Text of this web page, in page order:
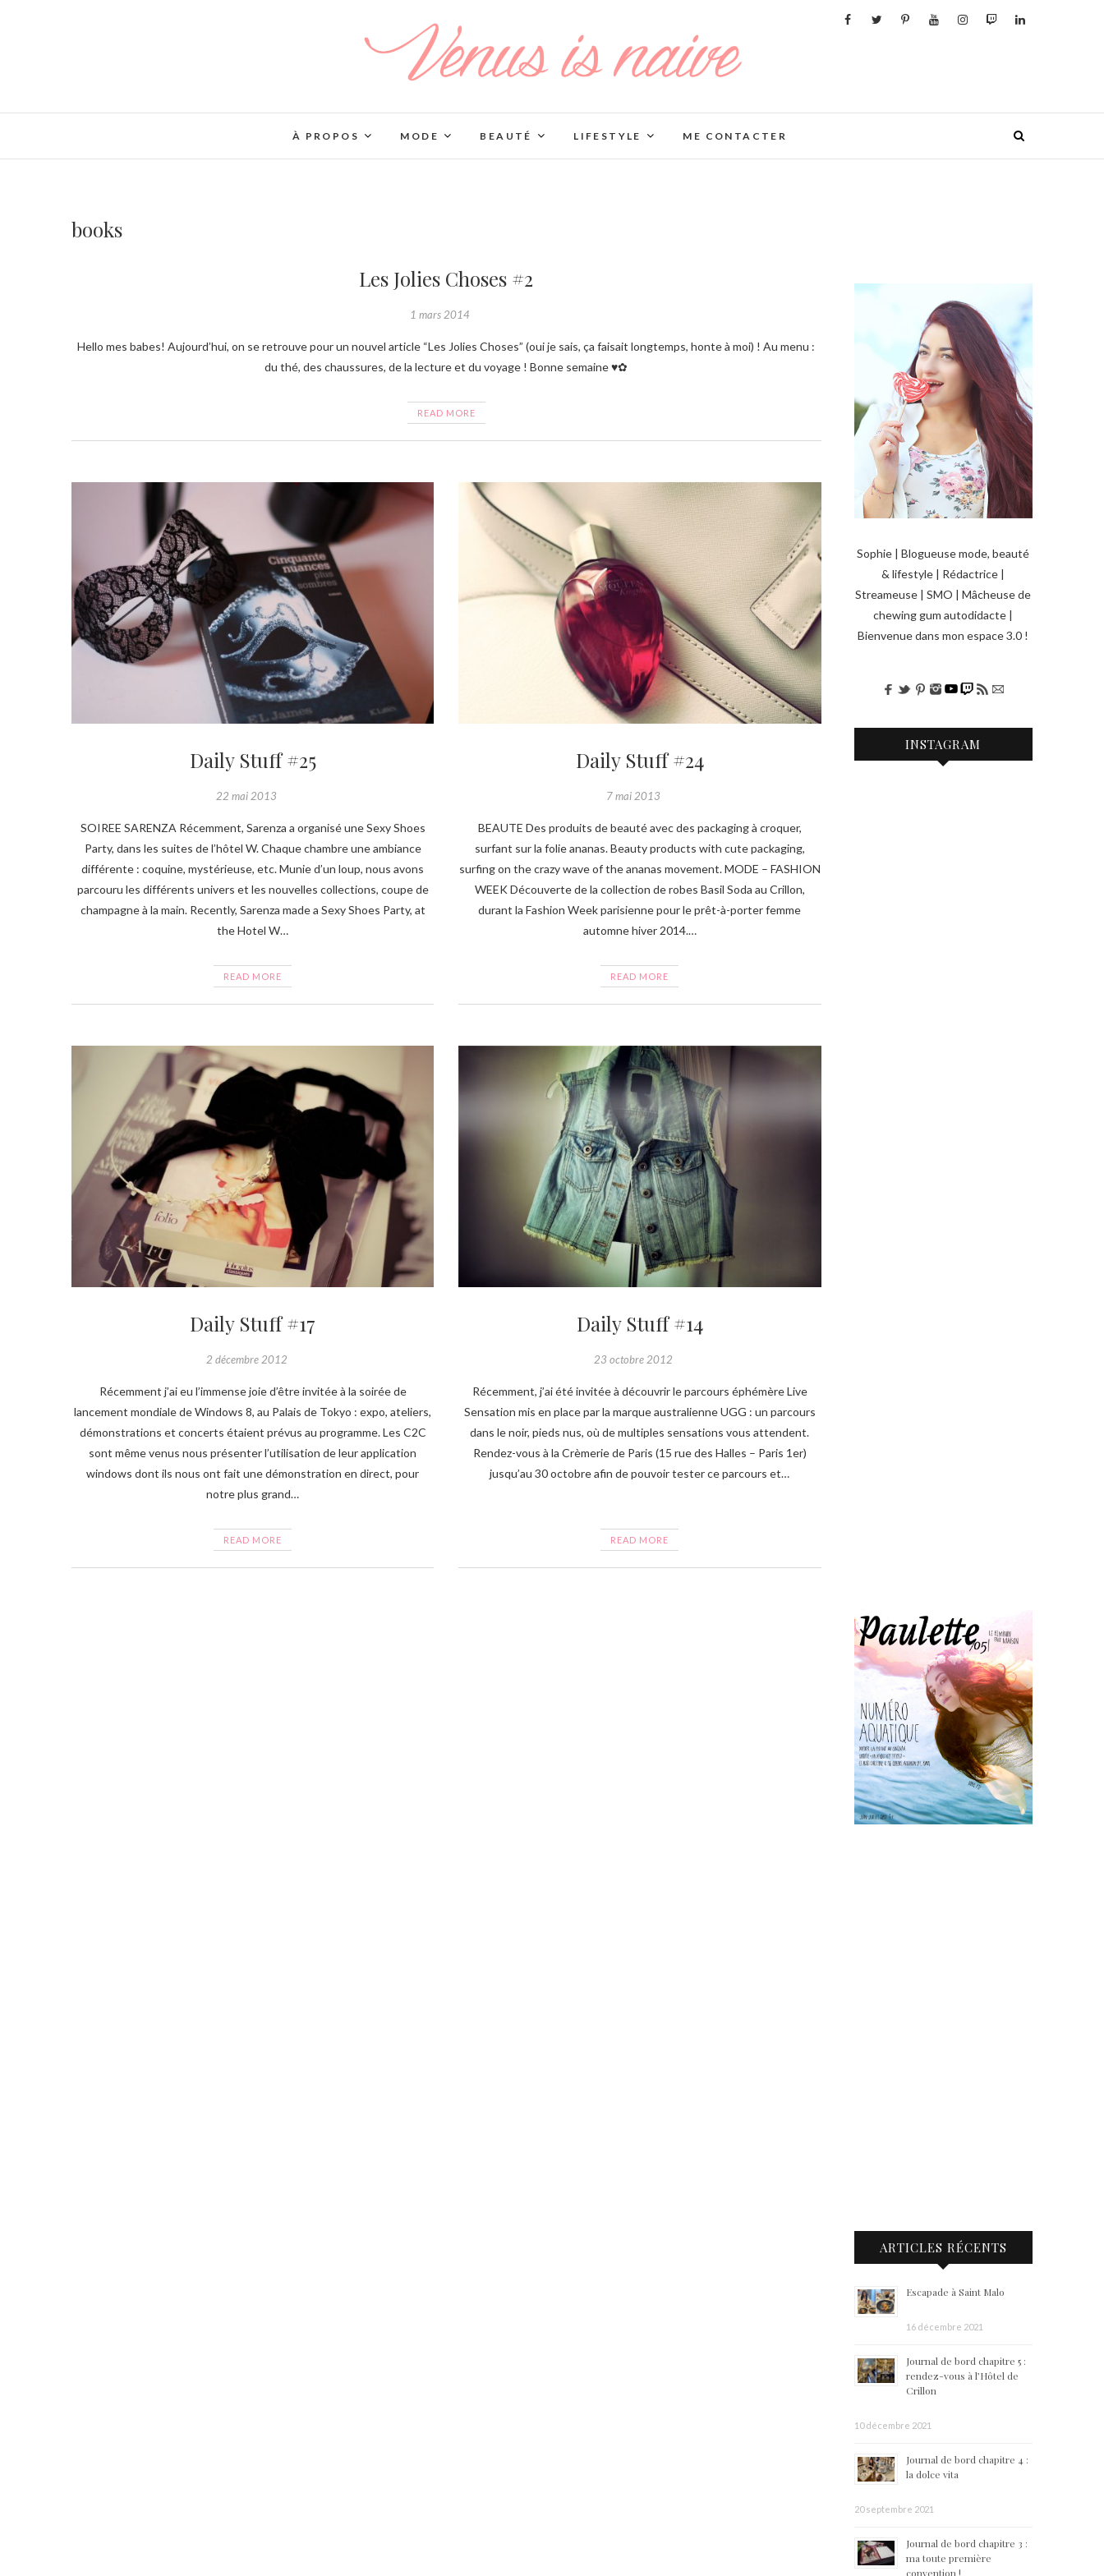
À PROPOS MODE BEAUTÉ LIFESTYLE ME CONTACTER
books
Les Jolies Choses #2
1 mars 2014
Hello mes babes! Aujourd’hui, on se retrouve pour un nouvel article “Les Jolies Choses” (oui je sais, ça faisait longtemps, honte à moi) ! Au menu :
du thé, des chaussures, de la lecture et du voyage ! Bonne semaine ♥✿
READ MORE
Daily Stuff #25
22 mai 2013
SOIREE SARENZA Récemment, Sarenza a organisé une Sexy Shoes
Party, dans les suites de l’hôtel W. Chaque chambre une ambiance
différente : coquine, mystérieuse, etc. Munie d’un loup, nous avons
parcouru les différents univers et les nouvelles collections, coupe de
champagne à la main. Recently, Sarenza made a Sexy Shoes Party, at
the Hotel W…
READ MORE
Daily Stuff #24
7 mai 2013
BEAUTE Des produits de beauté avec des packaging à croquer,
surfant sur la folie ananas. Beauty products with cute packaging,
surfing on the crazy wave of the ananas movement. MODE – FASHION
WEEK Découverte de la collection de robes Basil Soda au Crillon,
durant la Fashion Week parisienne pour le prêt-à-porter femme
automne hiver 2014.…
READ MORE
Daily Stuff #17
2 décembre 2012
Récemment j’ai eu l’immense joie d’être invitée à la soirée de
lancement mondiale de Windows 8, au Palais de Tokyo : expo, ateliers,
démonstrations et concerts étaient prévus au programme. Les C2C
sont même venus nous présenter l’utilisation de leur application
windows dont ils nous ont fait une démonstration en direct, pour
notre plus grand…
READ MORE
Daily Stuff #14
23 octobre 2012
Récemment, j’ai été invitée à découvrir le parcours éphémère Live
Sensation mis en place par la marque australienne UGG : un parcours
dans le noir, pieds nus, où de multiples sensations vous attendent.
Rendez-vous à la Crèmerie de Paris (15 rue des Halles – Paris 1er)
jusqu’au 30 octobre afin de pouvoir tester ce parcours et…
READ MORE
Sophie | Blogueuse mode, beauté
& lifestyle | Rédactrice |
Streameuse | SMO | Mâcheuse de
chewing gum autodidacte |
Bienvenue dans mon espace 3.0 !
INSTAGRAM
ARTICLES RÉCENTS
Escapade à Saint Malo
16 décembre 2021
Journal de bord chapitre 5 :
rendez-vous à l’Hôtel de
Crillon
10 décembre 2021
Journal de bord chapitre 4 :
la dolce vita
20 septembre 2021
Journal de bord chapitre 3 :
ma toute première
convention !